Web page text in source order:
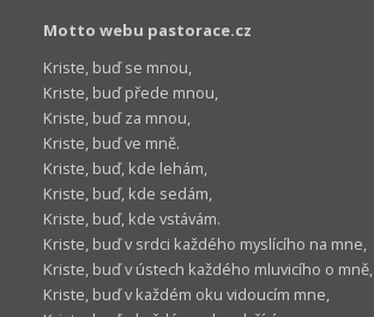
Motto webu pastorace.cz
Kriste, buď se mnou,
Kriste, buď přede mnou,
Kriste, buď za mnou,
Kriste, buď ve mně.
Kriste, buď, kde lehám,
Kriste, buď, kde sedám,
Kriste, buď, kde vstávám.
Kriste, buď v srdci každého myslícího na mne,
Kriste, buď v ústech každého mluvicího o mně,
Kriste, buď v každém oku vidoucím mne,